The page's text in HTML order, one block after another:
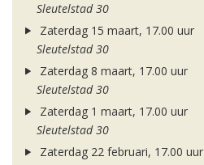
Sleutelstad 30
Zaterdag 15 maart, 17.00 uur
Sleutelstad 30
Zaterdag 8 maart, 17.00 uur
Sleutelstad 30
Zaterdag 1 maart, 17.00 uur
Sleutelstad 30
Zaterdag 22 februari, 17.00 uur